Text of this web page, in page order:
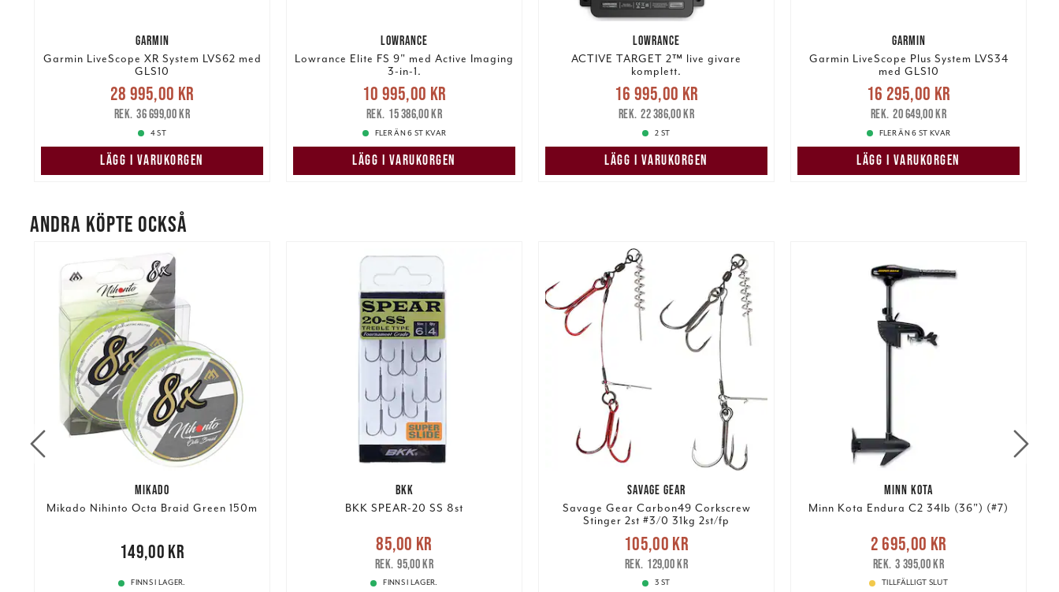
GARMIN
Garmin LiveScope XR System LVS62 med
GLS10
Nuvarande pris
28 995,00 krTidigare pris
36 699,00 kr
28 995,00 kr
36 699,00 kr
4 ST
LÄGG I VARUKORGEN
LOWRANCE
Lowrance Elite FS 9" med Active Imaging
3-in-1.
Nuvarande pris
10 995,00 krTidigare pris
15 386,00 kr
10 995,00 kr
15 386,00 kr
FLER ÄN 6 ST KVAR
LÄGG I VARUKORGEN
LOWRANCE
ACTIVE TARGET 2™ live givare
komplett.
Nuvarande pris
16 995,00 krTidigare pris
22 386,00 kr
16 995,00 kr
22 386,00 kr
2 ST
LÄGG I VARUKORGEN
GARMIN
Garmin LiveScope Plus System LVS34
med GLS10
Nuvarande pris
16 295,00 krTidigare pris
20 649,00 kr
16 295,00 kr
20 649,00 kr
FLER ÄN 6 ST KVAR
LÄGG I VARUKORGEN
ANDRA KÖPTE OCKSÅ
MIKADO
Mikado Nihinto Octa Braid Green 150m
149,00 kr149,00 kr
FINNS I LAGER.
BKK
BKK SPEAR-20 SS 8st
Nuvarande pris :85,00 kr
pris: 95,00 kr
85,00 kr
95,00 kr
FINNS I LAGER.
SAVAGE GEAR
Savage Gear Carbon49 Corkscrew
Stinger 2st #3/0 31kg 2st/fp
Nuvarande pris
Tidigare pris
105,00 kr
129,00 kr
3 ST
MINN KOTA
Minn Kota Endura C2 34lb (36") (#7)
Nuvarande pris
2 695,00 krTidigare pris
3 395,00 kr
2 695,00 kr
3 395,00 kr
TILLFÄLLIGT SLUT